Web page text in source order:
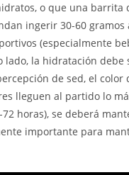
o que una barrita
ingerir 30-60
(especialmente
la hidratación
de sed, el
lleguen al partido lo
horas), se deberá
importante para